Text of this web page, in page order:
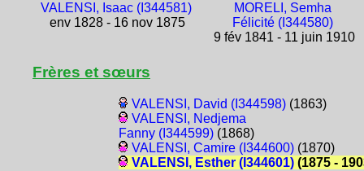
VALENSI, Isaac (I344581)
env 1828 - 16 nov 1875
MORELI, Semha
Félicité (I344580)
9 fév 1841 - 11 juin 1910
Frères et sœurs
VALENSI, David (I344598)(1863)
VALENSI, Nedjema
Fanny (I344599)(1868)
VALENSI, Camire (I344600)(1870)
VALENSI, Esther (I344601)(1875 -